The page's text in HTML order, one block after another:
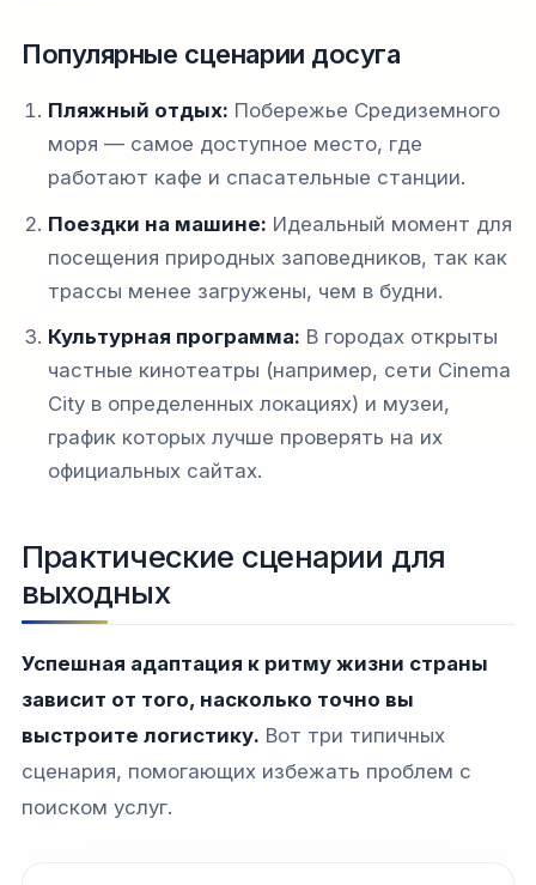
Популярные сценарии досуга
Пляжный отдых: Побережье Средиземного
моря — самое доступное место, где
работают кафе и спасательные станции.
Поездки на машине: Идеальный момент для
посещения природных заповедников, так как
трассы менее загружены, чем в будни.
Культурная программа: В городах открыты
частные кинотеатры (например, сети Cinema
City в определенных локациях) и музеи,
график которых лучше проверять на их
официальных сайтах.
Практические сценарии для
выходных
Успешная адаптация к ритму жизни страны
зависит от того, насколько точно вы
выстроите логистику. Вот три типичных
сценария, помогающих избежать проблем с
поиском услуг.